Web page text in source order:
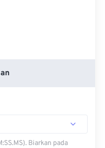
Biarkan pada